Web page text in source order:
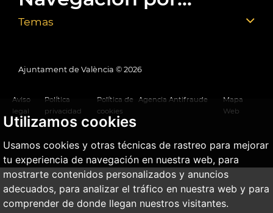
Utilizamos cookies
Usamos cookies y otras técnicas de rastreo para mejorar
tu experiencia de navegación en nuestra web, para
mostrarte contenidos personalizados y anuncios
adecuados, para analizar el tráfico en nuestra web y para
comprender de donde llegan nuestros visitantes.
Temas
Ajuntament de València © 2026
Aviso
legal
Política
privacidad
Política de
cookies
Agencia Antifraude
Mapa
Web